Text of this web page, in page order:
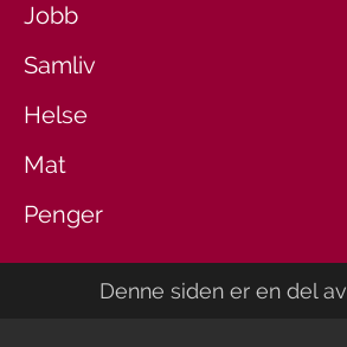
Jobb
Samliv
Helse
Mat
Penger
Denne siden er en del av